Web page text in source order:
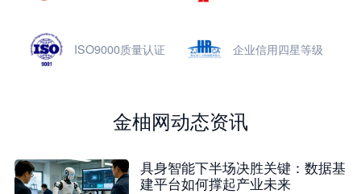
ISO9000质量认证 企业信用四星等级
金柚网动态资讯
具身智能下半场决胜关键：数据基
建平台如何撑起产业未来